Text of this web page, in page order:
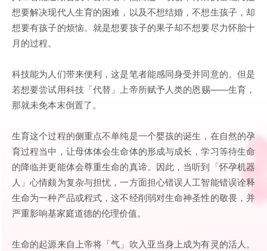
想要解决现代人生育的困难，以及不想结婚，不想生孩子，却
想要有孩子的烦恼。就是想要孩子的果子却不想要尽力怀胎十
月的过程。
科技能为人们带来便利，这是笔者能感同身受并同意的。但是
若想要尝试用科技「代替」上帝所赋予人类的恩赐——生育，
那就未免本末倒置了。
生育这个过程的侧重点不单纯是一个婴孩的诞生，在自然的孕
育过程当中，让母体体会生命体的形成与成长，学习等待生命
的降临并更能体会尊重生命的真谛。因此，当听到「怀孕机器
人」心情颇为复杂与担忧，一方面担心错误人工智能错误诠释
生命为一种产品或程式，这不经削弱对生命神圣性的敬畏，并
严重影响基家庭道德的伦理价值。
生命的起源来自上帝将「气」吹入亚当身上成为有灵的活人。